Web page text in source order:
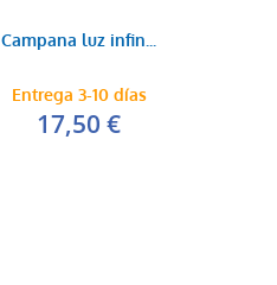
Campana luz infin...
Entrega 3-10 días
17,50 €